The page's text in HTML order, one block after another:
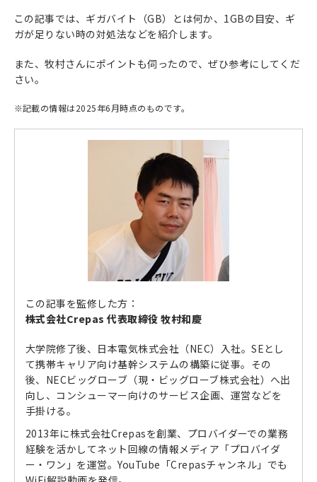
この記事では、ギガバイト（GB）とは何か、1GBの目安、ギ
ガが足りない時の対処法などを紹介します。
また、牧村さんにポイントも伺ったので、ぜひ参考にしてくだ
さい。
※記載の情報は2025年6月時点のものです。
この記事を監修した方：
株式会社Crepas 代表取締役 牧村和慶
大学院修了後、日本電気株式会社（NEC）入社。SEとし
て携帯キャリア向け基幹システムの構築に従事。その
後、NECビッグローブ（現・ビッグローブ株式会社）へ出
向し、コンシューマー向けのサービス企画、運営などを
手掛ける。
2013年に株式会社Crepasを創業、プロバイダーでの業務
経験を活かしてネット回線の情報メディア「プロバイダ
ー・ワン」を運営。YouTube「Crepasチャンネル」でも